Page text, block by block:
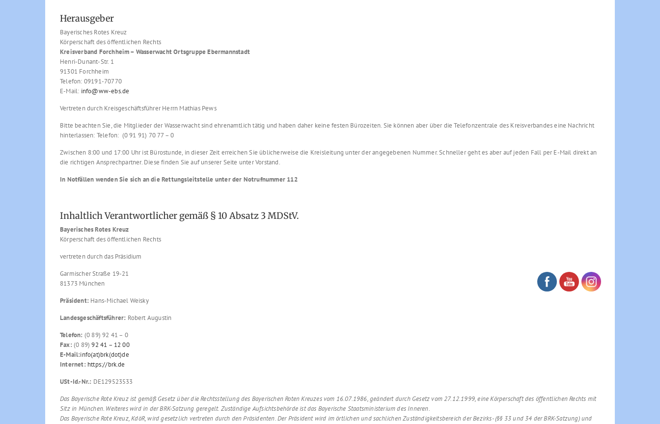
Herausgeber
Bayerisches Rotes Kreuz
Körperschaft des öffentlichen Rechts
Kreisverband Forchheim – Wasserwacht Ortsgruppe Ebermannstadt
Henri-Dunant-Str. 1
91301 Forchheim
Telefon: 09191-70770
E-Mail: info@ww-ebs.de
Vertreten durch Kreisgeschäftsführer Herrn Mathias Pews
Bitte beachten Sie, die Mitglieder der Wasserwacht sind ehrenamtlich tätig und haben daher keine festen Bürozeiten. Sie können aber über die Telefonzentrale des Kreisverbandes eine Nachricht
hinterlassen: Telefon: (0 91 91) 70 77 – 0
Zwischen 8:00 und 17:00 Uhr ist Bürostunde, in dieser Zeit erreichen Sie üblicherweise die Kreisleitung unter der angegebenen Nummer. Schneller geht es aber auf jeden Fall per E-Mail direkt an
die richtigen Ansprechpartner. Diese finden Sie auf unserer Seite unter Vorstand.
In Notfällen wenden Sie sich an die Rettungsleitstelle unter der Notrufnummer 112
Inhaltlich Verantwortlicher gemäß § 10 Absatz 3 MDStV.
Bayerisches Rotes Kreuz
Körperschaft des öffentlichen Rechts
vertreten durch das Präsidium
Garmischer Straße 19-21
81373 München
Präsident: Hans-Michael Weisky
Landesgeschäftsführer: Robert Augustin
Telefon: (0 89) 92 41 – 0
Fax: (0 89)92 41 – 12 00
E-Mail:info(at)brk(dot)de
Internet: https://brk.de
USt-Id.-Nr.: DE129523533
Das Bayerische Rote Kreuz ist gemäß Gesetz über die Rechtsstellung des Bayerischen Roten Kreuzes vom 16.07.1986, geändert durch Gesetz vom 27.12.1999, eine Körperschaft des öffentlichen Rechts mit
Sitz in München. Weiteres wird in der BRK-Satzung geregelt. Zuständige Aufsichtsbehörde ist das Bayerische Staatsministerium des Inneren.
Das Bayerische Rote Kreuz, KdöR, wird gesetzlich vertreten durch den Präsidenten. Der Präsident wird im örtlichen und sachlichen Zuständigkeitsbereich der Bezirks- (§§ 33 und 34 der BRK-Satzung) und